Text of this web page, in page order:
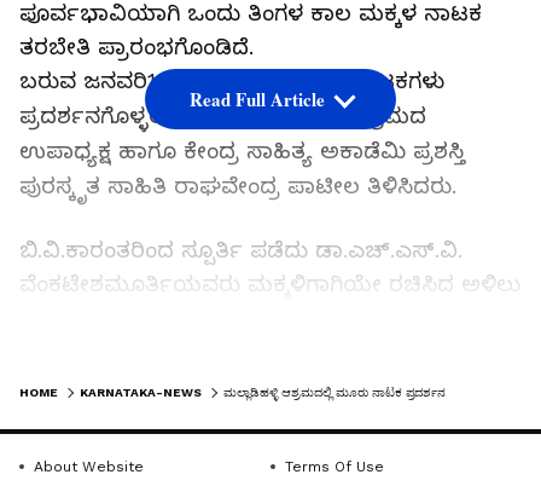
ಪೂರ್ವಭಾವಿಯಾಗಿ ಒಂದು ತಿಂಗಳ ಕಾಲ ಮಕ್ಕಳ ನಾಟಕ
ತರಬೇತಿ ಪ್ರಾರಂಭಗೊಂಡಿದೆ.
ಬರುವ ಜನವರಿ10, 11ಮತ್ತು 12ರಂದು 3 ನಾಟಕಗಳು
ಪ್ರದರ್ಶನಗೊಳ್ಳಲಿವೆ ಎಂದು ಅನಾಥಸೇವಾಶ್ರಮದ
ಉಪಾಧ್ಯಕ್ಷ ಹಾಗೂ ಕೇಂದ್ರ ಸಾಹಿತ್ಯ ಅಕಾಡೆಮಿ ಪ್ರಶಸ್ತಿ
ಪುರಸ್ಕೃತ ಸಾಹಿತಿ ರಾಘವೇಂದ್ರ ಪಾಟೀಲ ತಿಳಿಸಿದರು.
ಬಿ.ವಿ.ಕಾರಂತರಿಂದ ಸ್ಪೂರ್ತಿ ಪಡೆದು ಡಾ.ಎಚ್.ಎಸ್.ವಿ.
ವೆಂಕಟೇಶಮೂರ್ತಿಯವರು ಮಕ್ಕಳಿಗಾಗಿಯೇ ರಚಿಸಿದ ಅಳಿಲು
ಕಟ್ಟಲು ಕಪಿ ಸೇನೆ ಜೊತೆ ತಾನೂ ಕೈಲಾದ ಸೇವೆ ಸಲ್ಲಿಸಿ
Read Full Article
HOME KARNATAKA-NEWS ಮಲ್ಲಾಡಿಹಳ್ಳಿ ಆಶ್ರಮದಲ್ಲಿ ಮೂರು ನಾಟಕ ಪ್ರದರ್ಶನ
About Website
Terms Of Use